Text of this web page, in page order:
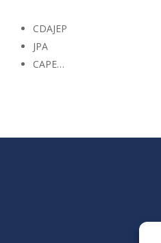
CDAJEP
JPA
CAPE…